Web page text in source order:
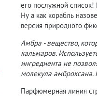
его послужной список!
Ну а как корабль
версия природного
Амбра - вещество,
кальмаров.
ингредиента не
молекула
Парфюмерная линия